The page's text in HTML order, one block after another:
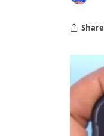
Share